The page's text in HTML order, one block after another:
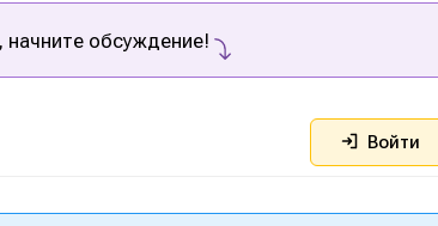
обсуждение!
Войти